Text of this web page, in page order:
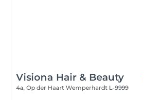
Visiona Hair & Beauty
4a, Op der Haart Wemperhardt L-9999